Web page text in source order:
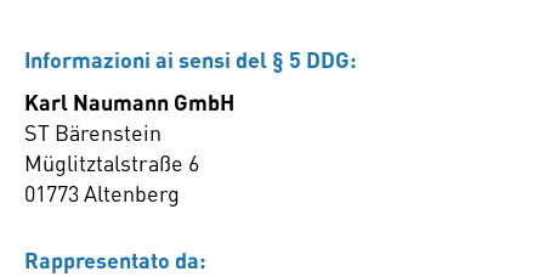
Informazioni ai sensi del § 5 DDG:
Karl Naumann GmbH
ST Bärenstein
Müglitztalstraße 6
01773 Altenberg
Rappresentato da: